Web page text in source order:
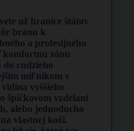
už hranice štátov
bránu k
a profesijného
zónu
do cudzieho
míľnikom v
vyššieho
špičkovom vzdelaní
alebo jednoducho
vlastnej koži,